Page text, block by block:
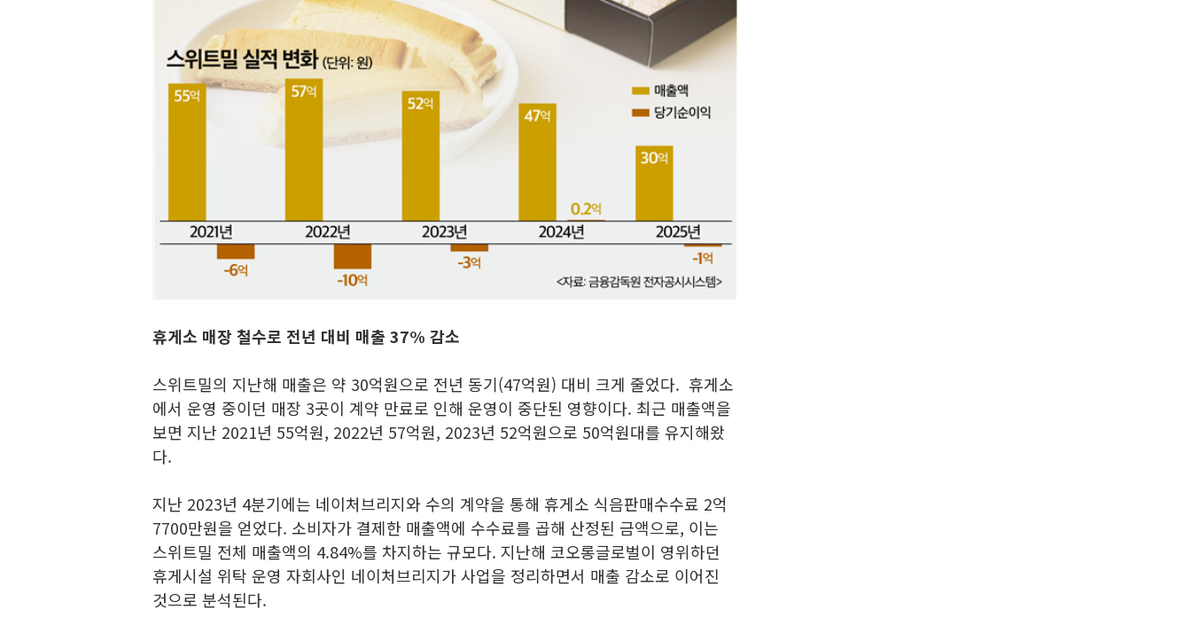
휴게소 매장 철수로 전년 대비 매출 37% 감소
스위트밀의 지난해 매출은 약 30억원으로 전년 동기(47억원) 대비 크게 줄었다. 휴게소
에서 운영 중이던 매장 3곳이 계약 만료로 인해 운영이 중단된 영향이다. 최근 매출액을
보면 지난 2021년 55억원, 2022년 57억원, 2023년 52억원으로 50억원대를 유지해왔
다.
지난 2023년 4분기에는 네이처브리지와 수의 계약을 통해 휴게소 식음판매수수료 2억
7700만원을 얻었다. 소비자가 결제한 매출액에 수수료를 곱해 산정된 금액으로, 이는
스위트밀 전체 매출액의 4.84%를 차지하는 규모다. 지난해 코오롱글로벌이 영위하던
휴게시설 위탁 운영 자회사인 네이처브리지가 사업을 정리하면서 매출 감소로 이어진
것으로 분석된다.